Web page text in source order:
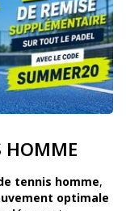
HOMME
tennis homme,
optimale